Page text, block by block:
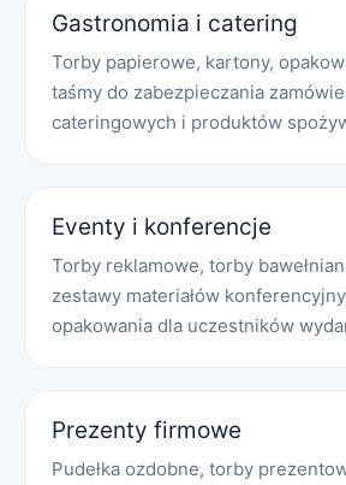
Gastronomia i catering
Torby papierowe, kartony,
taśmy do zabezpieczania
cateringowych i produktów
Eventy i konferencje
Torby reklamowe, torby
zestawy materiałów
opakowania dla uczestników
Prezenty firmowe
Pudełka ozdobne, torby